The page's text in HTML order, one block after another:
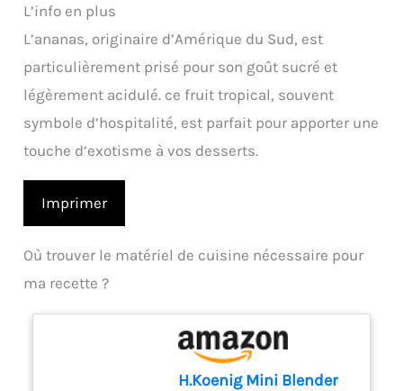
L’info en plus
L’ananas, originaire d’Amérique du Sud, est
particulièrement prisé pour son goût sucré et
légèrement acidulé. ce fruit tropical, souvent
symbole d’hospitalité, est parfait pour apporter une
touche d’exotisme à vos desserts.
Imprimer
Où trouver le matériel de cuisine nécessaire pour
ma recette ?
H.Koenig Mini Blender